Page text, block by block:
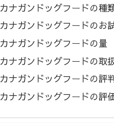
カナガンドッグフードの種
カナガンドッグフードのお
カナガンドッグフードの量
カナガンドッグフードの取
カナガンドッグフードの評
カナガンドッグフードの評